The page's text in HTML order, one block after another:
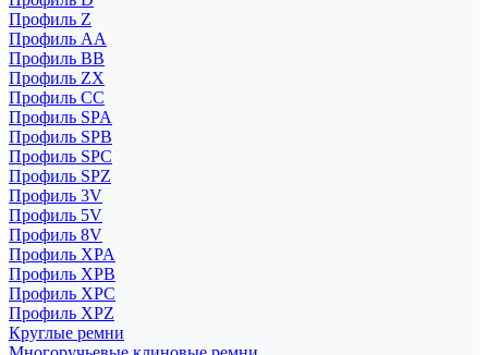
Профиль Z
Профиль АА
Профиль BB
Профиль ZX
Профиль CC
Профиль SPA
Профиль SPB
Профиль SPC
Профиль SPZ
Профиль 3V
Профиль 5V
Профиль 8V
Профиль XPA
Профиль XPB
Профиль XPC
Профиль XPZ
Круглые ремни